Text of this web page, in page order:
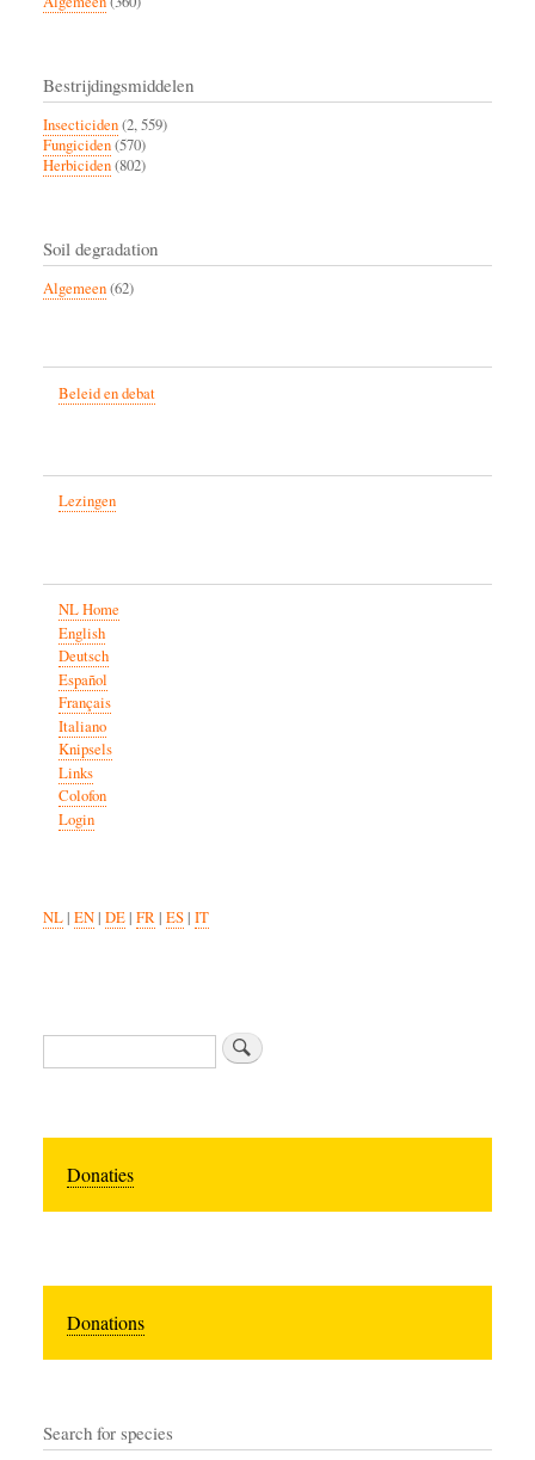
Bestrijdingsmiddelen
Insecticiden(2, 559)
Fungiciden(570)
Herbiciden(802)
Soil degradation
Algemeen(62)
Beleid en debat
Lezingen
NL Home
English
Deutsch
Español
Français
Italiano
Knipsels
Links
Colofon
Login
NL| EN| DE| FR| ES| IT
Zoeken
Donaties
Donations
Search for species